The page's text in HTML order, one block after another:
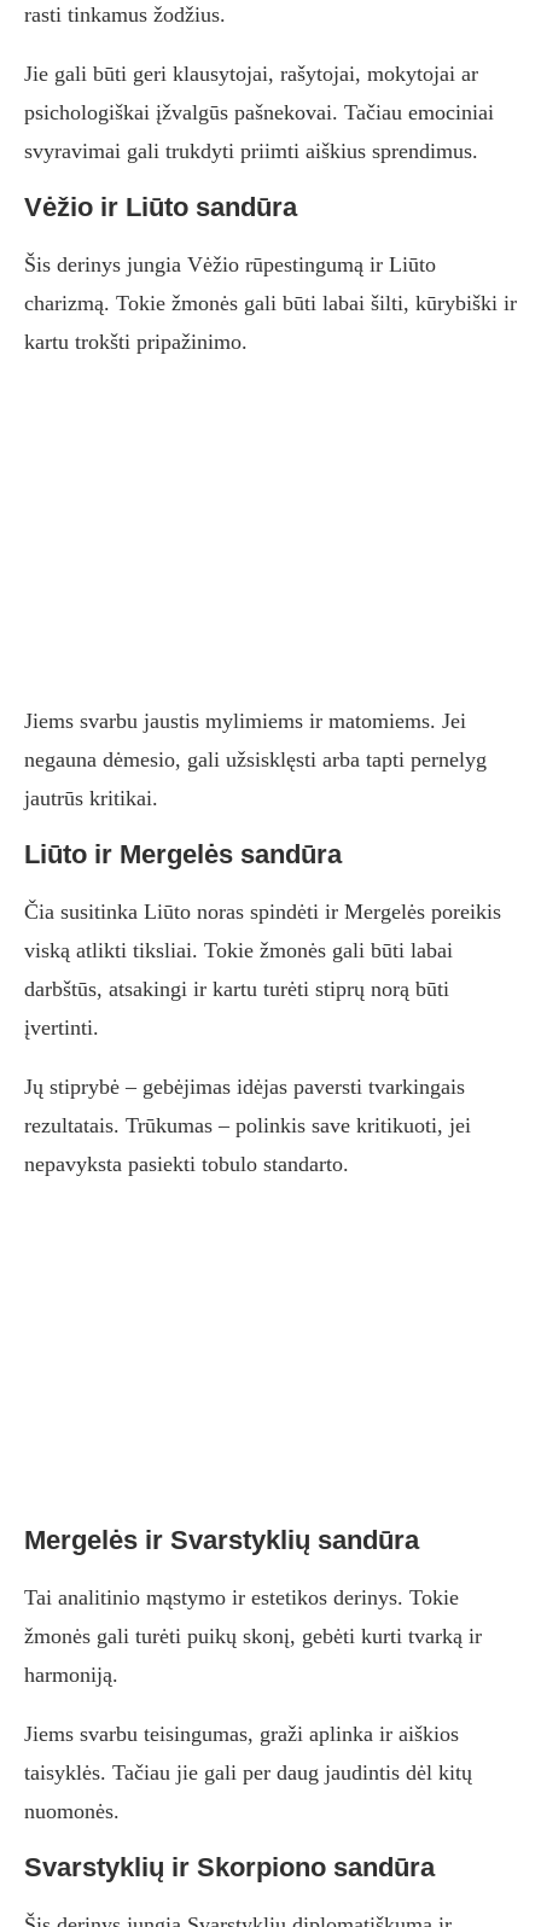
rasti tinkamus žodžius.
Jie gali būti geri klausytojai, rašytojai, mokytojai ar
psichologiškai įžvalgūs pašnekovai. Tačiau emociniai
svyravimai gali trukdyti priimti aiškius sprendimus.
Vėžio ir Liūto sandūra
Šis derinys jungia Vėžio rūpestingumą ir Liūto
charizmą. Tokie žmonės gali būti labai šilti, kūrybiški ir
kartu trokšti pripažinimo.
Jiems svarbu jaustis mylimiems ir matomiems. Jei
negauna dėmesio, gali užsisklęsti arba tapti pernelyg
jautrūs kritikai.
Liūto ir Mergelės sandūra
Čia susitinka Liūto noras spindėti ir Mergelės poreikis
viską atlikti tiksliai. Tokie žmonės gali būti labai
darbštūs, atsakingi ir kartu turėti stiprų norą būti
įvertinti.
Jų stiprybė – gebėjimas idėjas paversti tvarkingais
rezultatais. Trūkumas – polinkis save kritikuoti, jei
nepavyksta pasiekti tobulo standarto.
Mergelės ir Svarstyklių sandūra
Tai analitinio mąstymo ir estetikos derinys. Tokie
žmonės gali turėti puikų skonį, gebėti kurti tvarką ir
harmoniją.
Jiems svarbu teisingumas, graži aplinka ir aiškios
taisyklės. Tačiau jie gali per daug jaudintis dėl kitų
nuomonės.
Svarstyklių ir Skorpiono sandūra